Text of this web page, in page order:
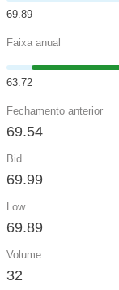
69.89
Faixa anual
63.72
Fechamento anterior
69.54
Bid
69.99
Low
69.89
Volume
32